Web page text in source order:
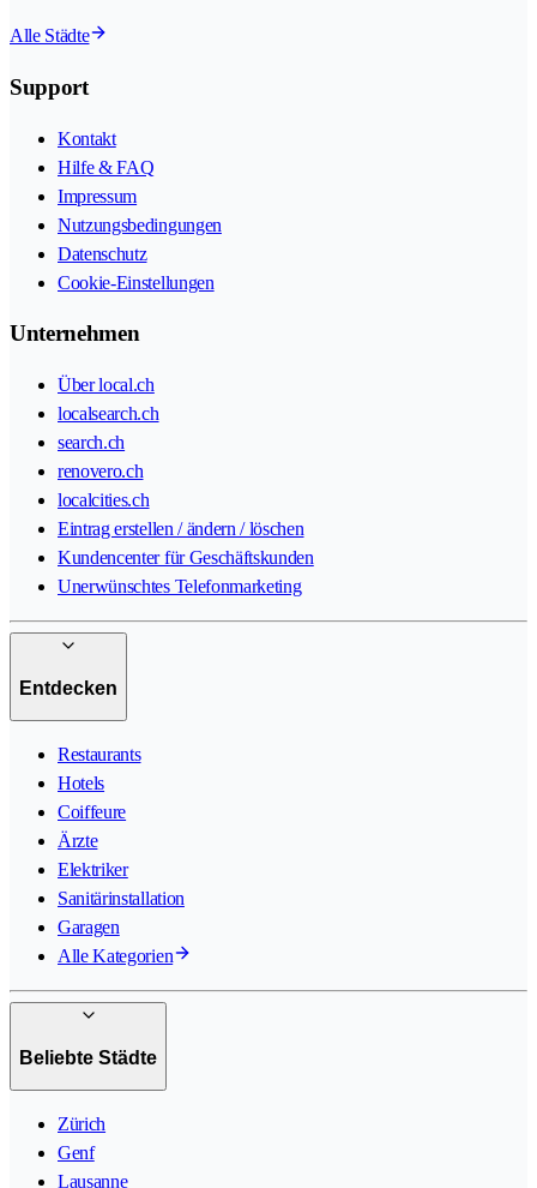
Alle Städte
Support
Kontakt
Hilfe & FAQ
Impressum
Nutzungsbedingungen
Datenschutz
Cookie-Einstellungen
Unternehmen
Über local.ch
localsearch.ch
search.ch
renovero.ch
localcities.ch
Eintrag erstellen / ändern / löschen
Kundencenter für Geschäftskunden
Unerwünschtes Telefonmarketing
Entdecken
Restaurants
Hotels
Coiffeure
Ärzte
Elektriker
Sanitärinstallation
Garagen
Alle Kategorien
Beliebte Städte
Zürich
Genf
Lausanne